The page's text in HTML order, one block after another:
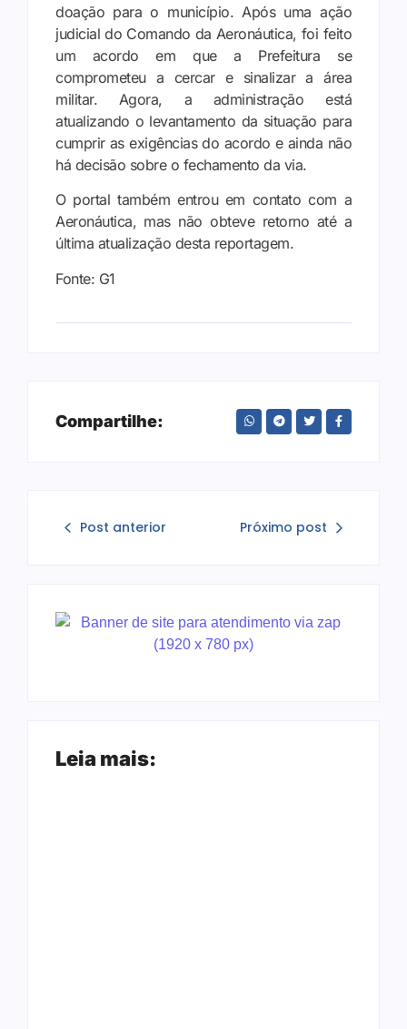
doação para o município. Após uma ação
judicial do Comando da Aeronáutica, foi feito
um acordo em que a Prefeitura se
comprometeu a cercar e sinalizar a área
militar. Agora, a administração está
atualizando o levantamento da situação para
cumprir as exigências do acordo e ainda não
há decisão sobre o fechamento da via.
O portal também entrou em contato com a
Aeronáutica, mas não obteve retorno até a
última atualização desta reportagem.
Fonte: G1
Compartilhe:
Post anterior Próximo post
Leia mais: